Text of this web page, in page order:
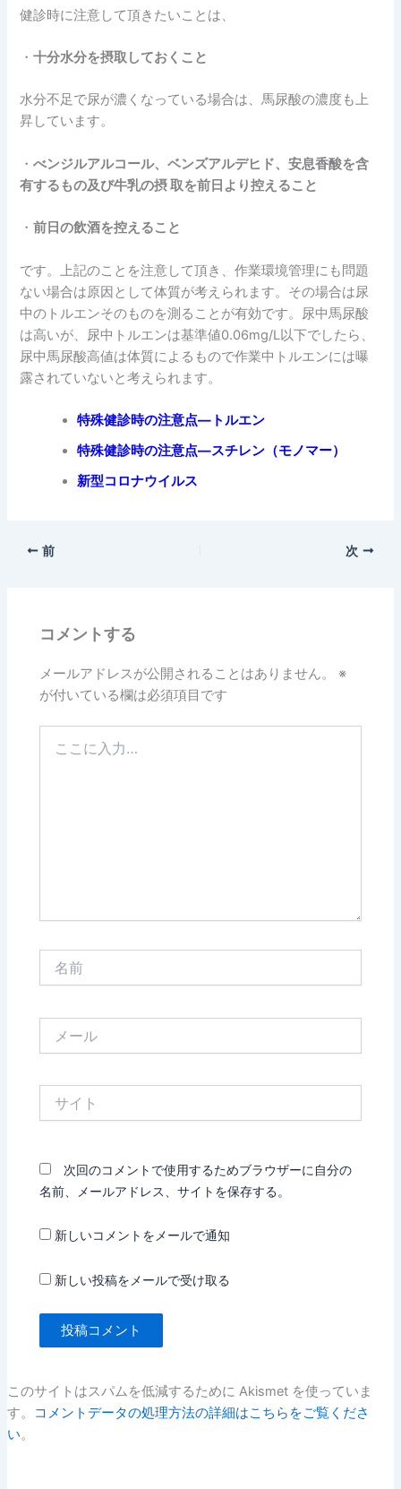
健診時に注意して頂きたいことは、
・十分水分を摂取しておくこと
水分不足で尿が濃くなっている場合は、馬尿酸の濃度も上
昇しています。
・べンジルアルコール、ベンズアルデヒド、安息香酸を含
有するもの及び牛乳の摂取を前日より控えること
・前日の飲酒を控えること
です。上記のことを注意して頂き、作業環境管理にも問題
ない場合は原因として体質が考えられます。その場合は尿
中のトルエンそのものを測ることが有効です。尿中馬尿酸
は高いが、尿中トルエンは基準値0.06mg/L以下でしたら、
尿中馬尿酸高値は体質によるもので作業中トルエンには曝
露されていないと考えられます。
特殊健診時の注意点―トルエン
特殊健診時の注意点―スチレン（モノマー）
新型コロナウイルス
前 次
コメントする
メールアドレスが公開されることはありません。
※
が付いている欄は必須項目です
次回のコメントで使用するためブラウザーに自分の
名前、メールアドレス、サイトを保存する。
新しいコメントをメールで通知
新しい投稿をメールで受け取る
このサイトはスパムを低減するために Akismet を使っていま
す。
コメントデータの処理方法の詳細はこちらをご覧くださ
い。